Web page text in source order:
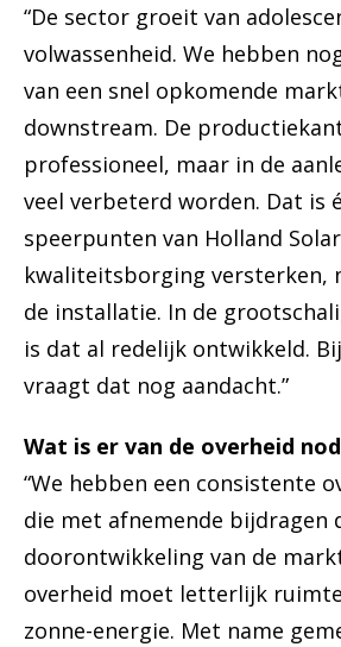
“De sector groeit van
volwassenheid. We hebben
van een snel opkomende
downstream. De
professioneel, maar in de
veel verbeterd worden. Dat is
speerpunten van Holland
kwaliteitsborging versterken,
de installatie. In de
is dat al redelijk ontwikkeld.
vraagt dat nog aandacht.”
Wat is er van de overheid
“We hebben een consistente
die met afnemende bijdragen
doorontwikkeling van de
overheid moet letterlijk
zonne-energie. Met name